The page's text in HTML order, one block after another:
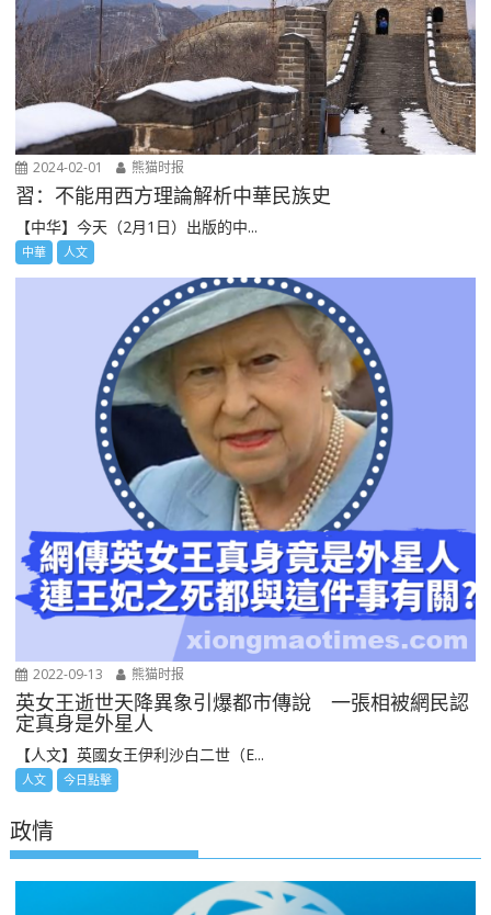
2024-02-01 熊猫时报
習：不能用西方理論解析中華民族史
【中华】今天（2月1日）出版的中...
中華 人文
2022-09-13 熊猫时报
英女王逝世天降異象引爆都市傳說 一張相被網民認
定真身是外星人
【人文】英國女王伊利沙白二世（E...
人文 今日點擊
政情